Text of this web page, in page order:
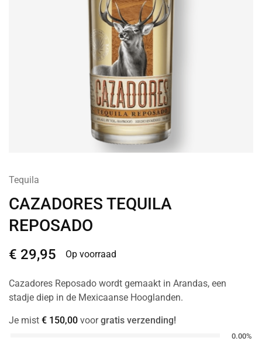
Tequila
CAZADORES TEQUILA
REPOSADO
€ 29,95 Op voorraad
Cazadores Reposado wordt gemaakt in Arandas, een
stadje diep in de Mexicaanse Hooglanden.
Je mist € 150,00 voorgratis verzending!
0.00%